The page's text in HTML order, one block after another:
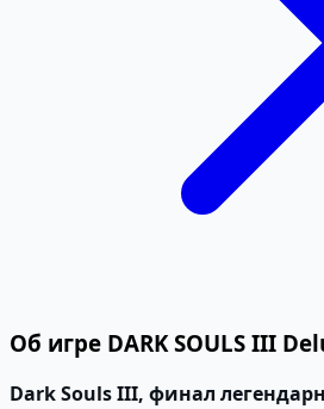
Об игре DARK SOULS III
Dark Souls III, финал